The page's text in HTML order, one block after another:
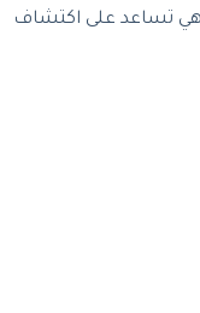
فهي تساعد على اكتشاف